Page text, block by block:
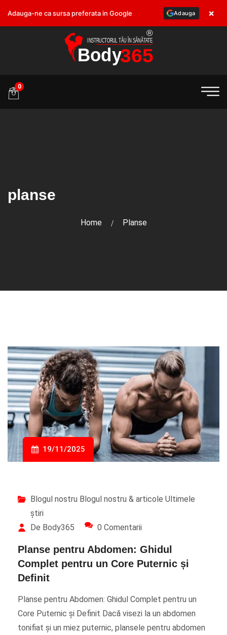
0
planse
Home Planse
19/11/2025
Blogul nostru Blogul nostru & articole Ultimele
știri
De Body365
0 Comentarii
Planse pentru Abdomen: Ghidul
Complet pentru un Core Puternic și
Definit
Planse pentru Abdomen: Ghidul Complet pentru un
Core Puternic și Definit Dacă visezi la un abdomen
tonifiat și un miez puternic, plansele pentru abdomen
Adauga-ne ca sursa preferata in Google Adauga ×